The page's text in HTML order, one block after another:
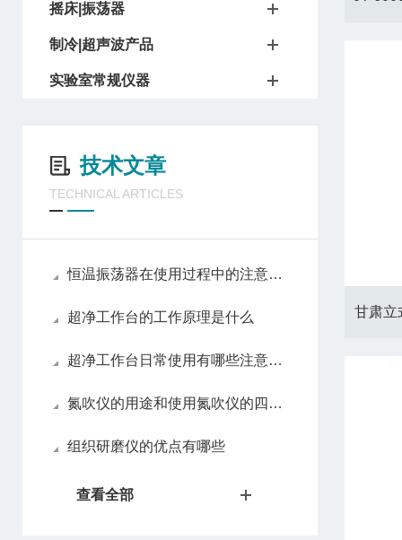
摇床|振荡器
制冷|超声波产品
实验室常规仪器
技术文章
TECHNICAL ARTICLES
恒温振荡器在使用过程中的注意事项
超净工作台的工作原理是什么
超净工作台日常使用有哪些注意事项
氮吹仪的用途和使用氮吹仪的四大优势
组织研磨仪的优点有哪些
查看全部
甘肃立